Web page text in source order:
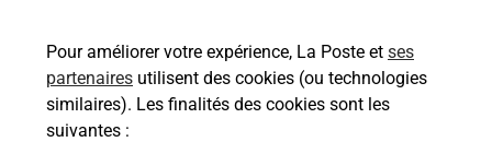
Pour améliorer votre expérience, La Poste et ses
partenaires utilisent des cookies (ou technologies
similaires). Les finalités des cookies sont les
suivantes :
En savoir plus